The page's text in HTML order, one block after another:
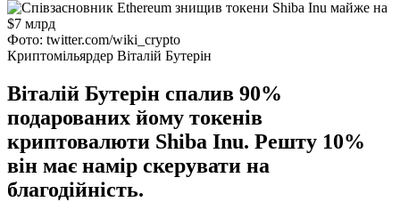
Фото: twitter.com/wiki_crypto
Криптомільярдер Віталій Бутерін
Віталій Бутерін спалив 90%
подарованих йому токенів
криптовалюти Shiba Inu. Решту 10%
він має намір скерувати на
благодійність.